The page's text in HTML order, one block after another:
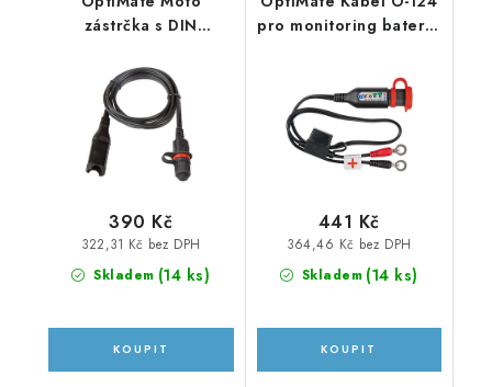
zástrčka s DIN
Skladem (14 ks)
322,31 Kč bez DPH
390 Kč
pro monitoring baterie
Skladem (14 ks)
364,46 Kč bez DPH
441 Kč